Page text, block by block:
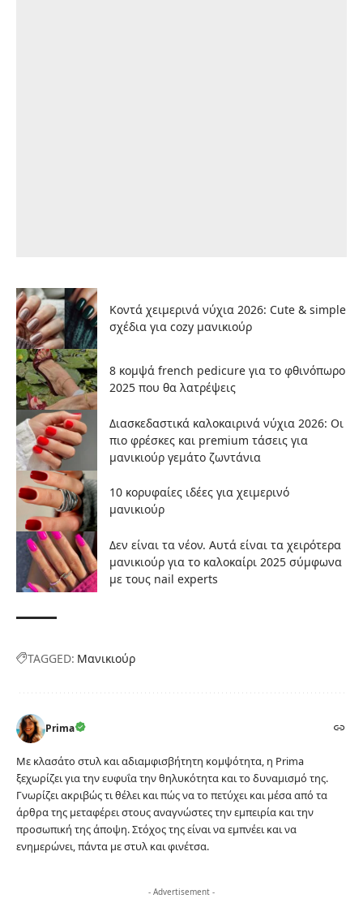
Κοντά χειμερινά νύχια 2026: Cute & simple
σχέδια για cozy μανικιούρ
8 κομψά french pedicure για το φθινόπωρο
2025 που θα λατρέψεις
Διασκεδαστικά καλοκαιρινά νύχια 2026: Οι
πιο φρέσκες και premium τάσεις για
μανικιούρ γεμάτο ζωντάνια
10 κορυφαίες ιδέες για χειμερινό
μανικιούρ
Δεν είναι τα νέον. Αυτά είναι τα χειρότερα
μανικιούρ για το καλοκαίρι 2025 σύμφωνα
με τους nail experts
TAGGED: Μανικιούρ
Prima
Με κλασάτο στυλ και αδιαμφισβήτητη κομψότητα, η Prima
ξεχωρίζει για την ευφυΐα την θηλυκότητα και το δυναμισμό της.
Γνωρίζει ακριβώς τι θέλει και πώς να το πετύχει και μέσα από τα
άρθρα της μεταφέρει στους αναγνώστες την εμπειρία και την
προσωπική της άποψη. Στόχος της είναι να εμπνέει και να
ενημερώνει, πάντα με στυλ και φινέτσα.
- Advertisement -